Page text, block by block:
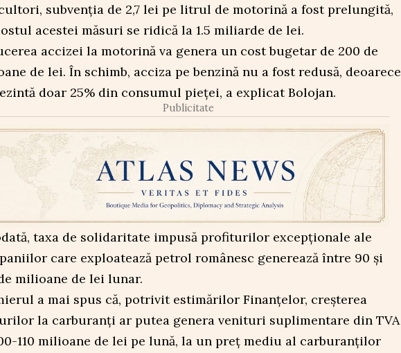
subvenția de 2,7 lei pe litrul de motorină a fost prelungită,
acestei măsuri se ridică la 1.5 miliarde de lei.
accizei la motorină va genera un cost bugetar de 200 de
de lei. În schimb, acciza pe benzină nu a fost redusă, deoarece
doar 25% din consumul pieței, a explicat Bolojan.
Publicitate
taxa de solidaritate impusă profiturilor excepționale ale
care exploatează petrol românesc generează între 90 și
milioane de lei lunar.
a mai spus că, potrivit estimărilor Finanțelor, creșterea
la carburanți ar putea genera venituri suplimentare din TVA
110 milioane de lei pe lună, la un preț mediu al carburanților